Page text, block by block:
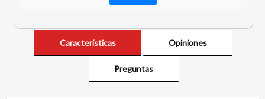
Características Opiniones
Preguntas